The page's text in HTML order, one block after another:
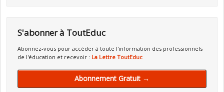
S'abonner à ToutEduc
Abonnez-vous pour accéder à toute l'information des professionnels
de l'éducation et recevoir : La Lettre ToutEduc
Abonnement Gratuit →